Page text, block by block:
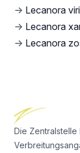
→ Lecanora
→ Lecanora
→ Lecanora
Die Zentralstelle